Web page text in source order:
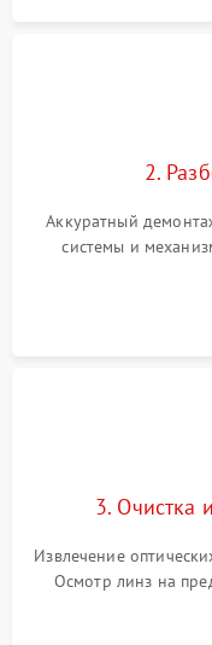
2.
Аккуратный
системы и
внутренних
уплотнительных
3. Очистка
Извлечение
Осмотр линз на
покрытия или
спецрастворами.